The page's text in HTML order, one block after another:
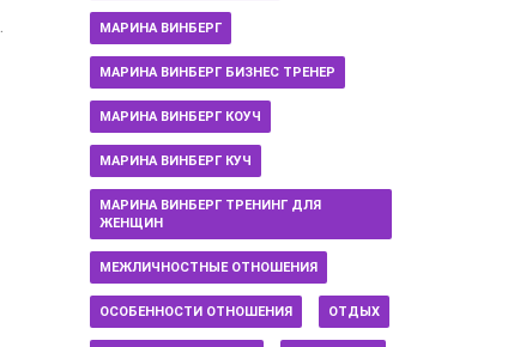
МАРИНА ВИНБЕРГ
МАРИНА ВИНБЕРГ БИЗНЕС ТРЕНЕР
МАРИНА ВИНБЕРГ КОУЧ
МАРИНА ВИНБЕРГ КУЧ
МАРИНА ВИНБЕРГ ТРЕНИНГ ДЛЯ
ЖЕНЩИН
МЕЖЛИЧНОСТНЫЕ ОТНОШЕНИЯ
ОСОБЕННОСТИ ОТНОШЕНИЯ ОТДЫХ